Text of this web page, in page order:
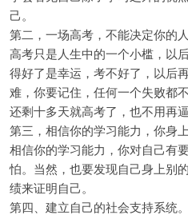
己。
第二，一场高考，不能决定你的人
高考只是人生中的一个小槛，以
得好了是幸运，考不好了，以后
难，你要记住，任何一个失败都
还剩十多天就高考了，也不用再
第三，相信你的学习能力，你身
相信你的学习能力，你对自己有
怕。当然，也要发现自己身上别
绩来证明自己。
第四、建立自己的社会支持系统。